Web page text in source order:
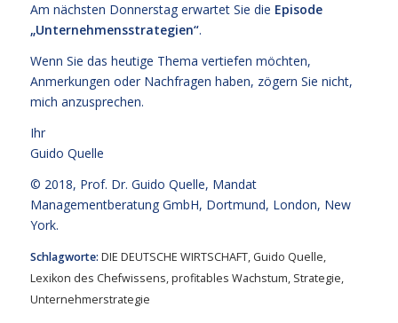
Am nächsten Donnerstag erwartet Sie die Episode
„Unternehmensstrategien“.
Wenn Sie das heutige Thema vertiefen möchten,
Anmerkungen oder Nachfragen haben, zögern Sie nicht,
mich anzusprechen.
Ihr
Guido Quelle
© 2018, Prof. Dr. Guido Quelle, Mandat
Managementberatung GmbH, Dortmund, London, New
York.
Schlagworte: DIE DEUTSCHE WIRTSCHAFT, Guido Quelle,
Lexikon des Chefwissens,profitables Wachstum, Strategie,
Unternehmerstrategie